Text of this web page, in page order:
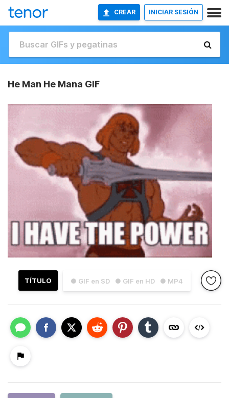
CREAR INICIAR SESIÓN
He Man He Mana GIF
● GIF en SD ● GIF en HD ● MP4
TÍTULO